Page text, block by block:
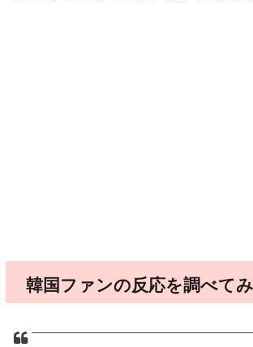
韓国ファンの反応を調べてみ